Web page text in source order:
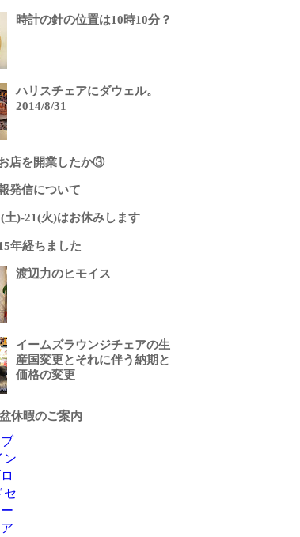
時計の針の位置は10時10分？
ハリスチェアにダウェル。
2014/8/31
店を開業したか③
発信について
土)-21(火)はお休みします
年経ちました
渡辺力のヒモイス
イームズラウンジチェアの生
産国変更とそれに伴う納期と
価格の変更
休暇のご案内